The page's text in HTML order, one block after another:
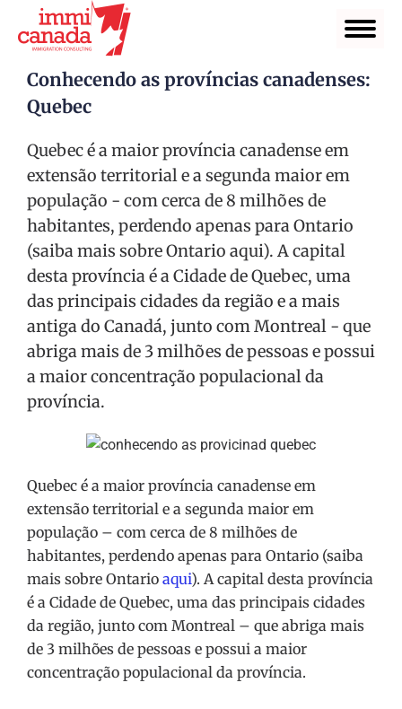
Conhecendo as províncias canadenses:
Quebec
Quebec é a maior província canadense em
extensão territorial e a segunda maior em
população - com cerca de 8 milhões de
habitantes, perdendo apenas para Ontario
(saiba mais sobre Ontario aqui). A capital
desta província é a Cidade de Quebec, uma
das principais cidades da região e a mais
antiga do Canadá, junto com Montreal - que
abriga mais de 3 milhões de pessoas e possui
a maior concentração populacional da
província.
Quebec é a maior província canadense em
extensão territorial e a segunda maior em
população – com cerca de 8 milhões de
habitantes, perdendo apenas para Ontario (saiba
mais sobre Ontario aqui). A capital desta província
é a Cidade de Quebec, uma das principais cidades
da região, junto com Montreal – que abriga mais
de 3 milhões de pessoas e possui a maior
concentração populacional da província.